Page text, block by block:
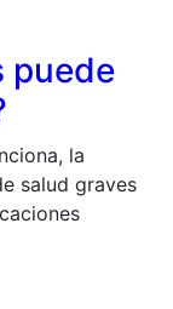
puede
la
salud graves